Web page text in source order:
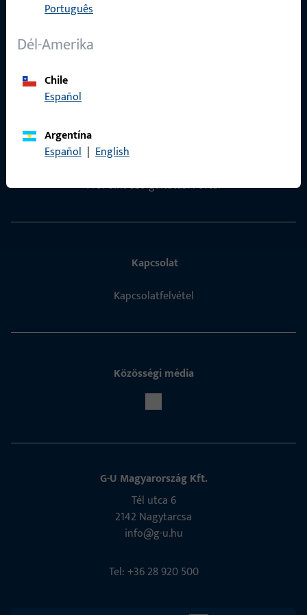
Português
Dél-Amerika
Chile
Español
Argentína
Español | EnglishGyors elérés
ProPoint Szolgáltatási Portál
Kapcsolat
Kapcsolatfelvétel
Közösségi média
G-U Magyarország Kft.
Tél utca 6
2142 Nagytarcsa
info@g-u.hu
Tel: +36 28 920 500